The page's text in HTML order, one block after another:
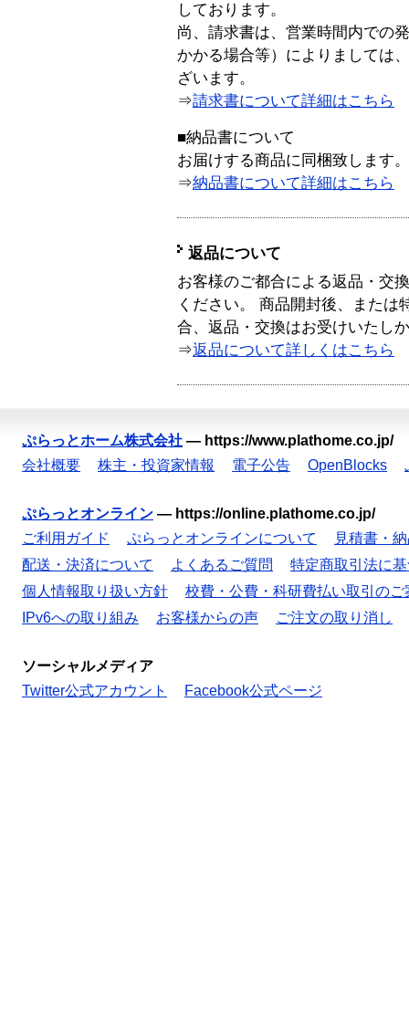
しております。
尚、請求書は、営業時間内での
かかる場合等）によりましては
ざいます。
⇒請求書について詳細はこちら
■納品書について
お届けする商品に同梱致します。
⇒納品書について詳細はこちら
返品について
お客様のご都合による返品・交
ください。 商品開封後、または
合、返品・交換はお受けいたし
⇒返品について詳しくはこちら
ぷらっとホーム株式会社 — https://www.plathome.co.jp/
会社概要
株主・投資家情報 電子公告 OpenBlocks
ぷらっとオンライン — https://online.plathome.co.jp/
ご利用ガイド
ぷらっとオンラインについて
見積書・
配送・決済について
よくあるご質問
特定商取引法に
個人情報取り扱い方針
校費・公費・科研費払い取引のご
IPv6への取り組み
お客様からの声 ご注文の取り消し
ソーシャルメディア
Twitter公式アカウント
Facebook公式ページ